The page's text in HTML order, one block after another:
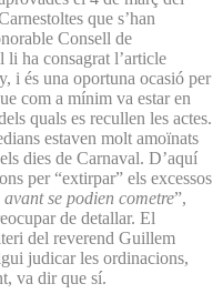
que s’han
Consell de
li ha consagrat l’article
i és una oportuna ocasió per
com a mínim va estar en
quals es recullen les actes.
estaven molt amoïnats
dies de Carnaval. D’aquí
per “extirpar” els excessos
se podien cometre”,
de detallar. El
del reverend Guillem
judicar les ordinacions,
va dir que sí.